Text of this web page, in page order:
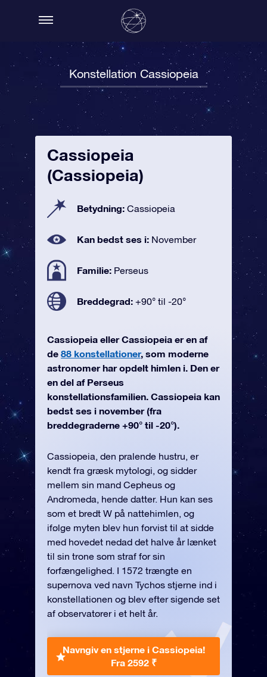
Konstellation Cassiopeia
Cassiopeia
(Cassiopeia)
Betydning: Cassiopeia
Kan bedst ses i: November
Familie: Perseus
Breddegrad: +90° til -20°
Cassiopeia eller Cassiopeia er en af
de 88 konstellationer, som moderne
astronomer har opdelt himlen i. Den er
en del af Perseus
konstellationsfamilien. Cassiopeia kan
bedst ses i november (fra
breddegraderne +90° til -20°).
Cassiopeia, den pralende hustru, er
kendt fra græsk mytologi, og sidder
mellem sin mand Cepheus og
Andromeda, hende datter. Hun kan ses
som et bredt W på nattehimlen, og
ifølge myten blev hun forvist til at sidde
med hovedet nedad det halve år lænket
til sin trone som straf for sin
forfængelighed. I 1572 trængte en
supernova ved navn Tychos stjerne ind i
konstellationen og blev efter sigende set
af observatører i et helt år.
Navngiv en stjerne i Cassiopeia!
Fra 2592 ₹